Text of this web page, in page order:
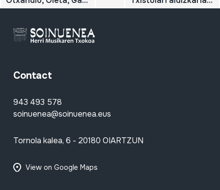
Contact
943 493 578
soinuenea@soinuenea.eus
Tornola kalea, 6 - 20180 OIARTZUN
View on Google Maps